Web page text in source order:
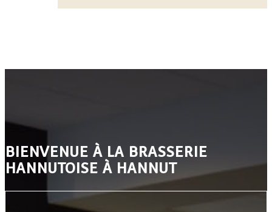
BIENVENUE À LA BRASSERIE
HANNUTOISE À HANNUT